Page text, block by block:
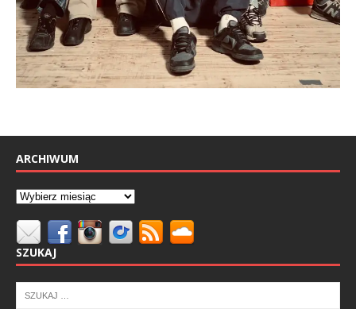
ARCHIWUM
SZUKAJ